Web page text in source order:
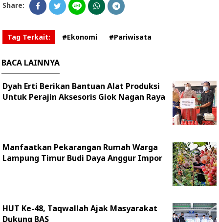
Share:
Tag Terkait: #Ekonomi #Pariwisata
BACA LAINNYA
Dyah Erti Berikan Bantuan Alat Produksi
Untuk Perajin Aksesoris Giok Nagan Raya
Manfaatkan Pekarangan Rumah Warga
Lampung Timur Budi Daya Anggur Impor
HUT Ke-48, Taqwallah Ajak Masyarakat
Dukung BAS